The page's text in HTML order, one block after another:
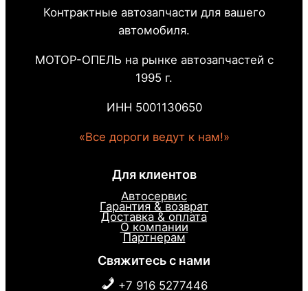
Контрактные автозапчасти для вашего
автомобиля.
МОТОР-ОПЕЛЬ на рынке автозапчастей с
1995 г.
ИНН 5001130650
«Все дороги ведут к нам!»
Для клиентов
Автосервис
Гарантия & возврат
Доставка & оплата
О компании
Партнерам
Свяжитесь с нами
+7 916 5277446